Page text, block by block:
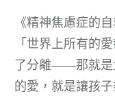
《精神焦慮症的
「世界上所有的
了分離——那就是
的愛，就是讓孩